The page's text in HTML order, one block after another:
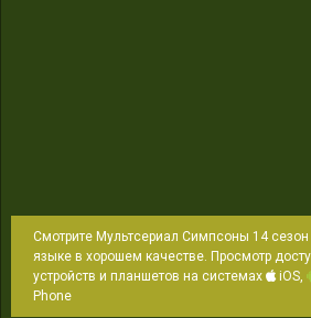
Смотрите Мультсериал Симпсоны 14
языке в хорошем качестве. Просмотр
устройств и планшетов на системах
iOS,
Phone